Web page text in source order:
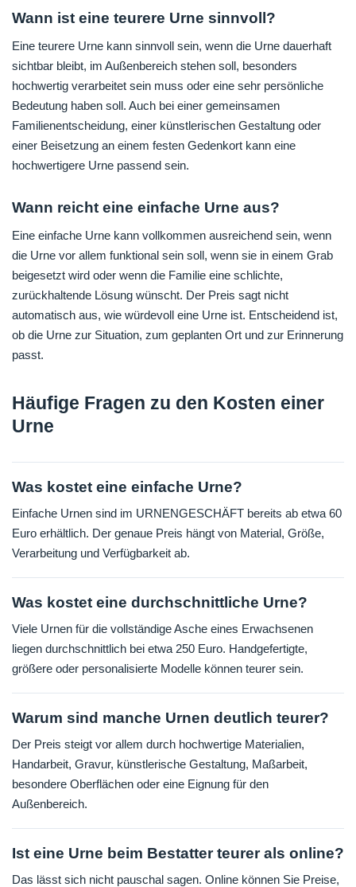
Wann ist eine teurere Urne sinnvoll?
Eine teurere Urne kann sinnvoll sein, wenn die Urne dauerhaft
sichtbar bleibt, im Außenbereich stehen soll, besonders
hochwertig verarbeitet sein muss oder eine sehr persönliche
Bedeutung haben soll. Auch bei einer gemeinsamen
Familienentscheidung, einer künstlerischen Gestaltung oder
einer Beisetzung an einem festen Gedenkort kann eine
hochwertigere Urne passend sein.
Wann reicht eine einfache Urne aus?
Eine einfache Urne kann vollkommen ausreichend sein, wenn
die Urne vor allem funktional sein soll, wenn sie in einem Grab
beigesetzt wird oder wenn die Familie eine schlichte,
zurückhaltende Lösung wünscht. Der Preis sagt nicht
automatisch aus, wie würdevoll eine Urne ist. Entscheidend ist,
ob die Urne zur Situation, zum geplanten Ort und zur Erinnerung
passt.
Häufige Fragen zu den Kosten einer
Urne
Was kostet eine einfache Urne?
Einfache Urnen sind im URNENGESCHÄFT bereits ab etwa 60
Euro erhältlich. Der genaue Preis hängt von Material, Größe,
Verarbeitung und Verfügbarkeit ab.
Was kostet eine durchschnittliche Urne?
Viele Urnen für die vollständige Asche eines Erwachsenen
liegen durchschnittlich bei etwa 250 Euro. Handgefertigte,
größere oder personalisierte Modelle können teurer sein.
Warum sind manche Urnen deutlich teurer?
Der Preis steigt vor allem durch hochwertige Materialien,
Handarbeit, Gravur, künstlerische Gestaltung, Maßarbeit,
besondere Oberflächen oder eine Eignung für den
Außenbereich.
Ist eine Urne beim Bestatter teurer als online?
Das lässt sich nicht pauschal sagen. Online können Sie Preise,